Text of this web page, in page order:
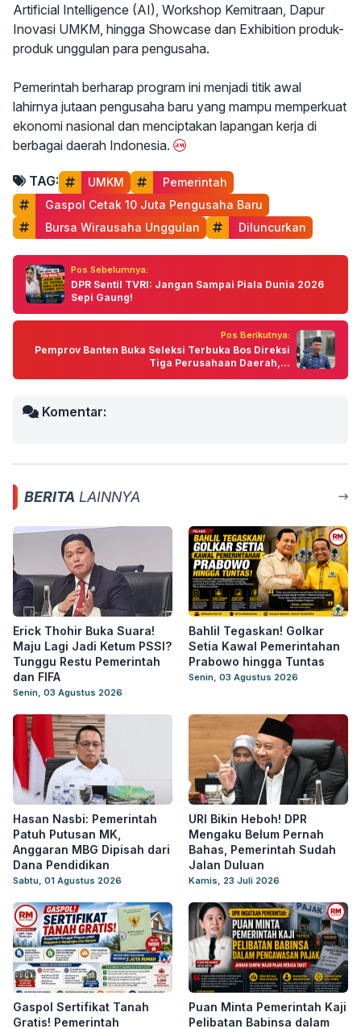
Artificial Intelligence (AI), Workshop Kemitraan, Dapur
Inovasi UMKM, hingga Showcase dan Exhibition produk-
produk unggulan para pengusaha.
Pemerintah berharap program ini menjadi titik awal
lahirnya jutaan pengusaha baru yang mampu memperkuat
ekonomi nasional dan menciptakan lapangan kerja di
berbagai daerah Indonesia.
TAG: UMKM
Pemerintah
Gaspol Cetak 10 Juta Pengusaha Baru
Bursa Wirausaha Unggulan
Diluncurkan
Pos Sebelumnya:
DPR Sentil TVRI: Jangan Sampai Piala Dunia 2026
Sepi Gaung!
Pos Berikutnya:
Pemprov Banten Buka Seleksi Terbuka Bos Direksi
Tiga Perusahaan Daerah,...
Komentar:
BERITA LAINNYA
Erick Thohir Buka Suara!
Maju Lagi Jadi Ketum PSSI?
Tunggu Restu Pemerintah
dan FIFA
Senin, 03 Agustus 2026
Bahlil Tegaskan! Golkar
Setia Kawal Pemerintahan
Prabowo hingga Tuntas
Senin, 03 Agustus 2026
Hasan Nasbi: Pemerintah
Patuh Putusan MK,
Anggaran MBG Dipisah dari
Dana Pendidikan
Sabtu, 01 Agustus 2026
URI Bikin Heboh! DPR
Mengaku Belum Pernah
Bahas, Pemerintah Sudah
Jalan Duluan
Kamis, 23 Juli 2026
Gaspol Sertifikat Tanah
Gratis! Pemerintah
Puan Minta Pemerintah Kaji
Pelibatan Babinsa dalam